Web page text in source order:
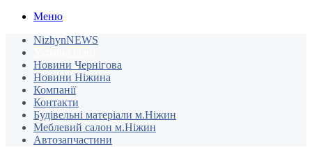
Меню
NizhynNEWS
Новини Чернігова
Новини Ніжина
Компанії
Контакти
Будівельні матеріали м.Ніжин
Меблевий салон м.Ніжин
Автозапчастини